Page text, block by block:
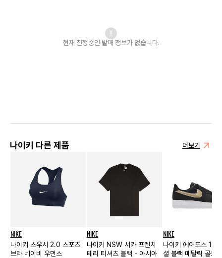
현재 진행중인 발매 정보가 없습니다.
나이키 다른 제품 더보기
NIKE
나이키 스우시 2.0 스포츠
브라 네이비 우먼스
NIKE
나이키 NSW 서카 프렌치
테리 티셔츠 블랙 - 아시아
NIKE
나이키 에어포스 1
셜 블랙 메탈릭 골드